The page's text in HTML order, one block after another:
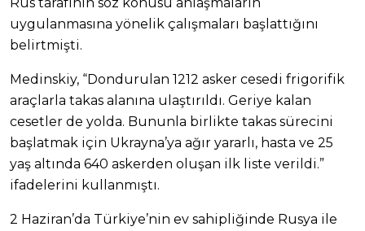
uygulanmasına yönelik çalışmaları başlattığını
belirtmişti.
Medinskiy, “Dondurulan 1212 asker cesedi frigorifik
araçlarla takas alanına ulaştırıldı. Geriye kalan
cesetler de yolda. Bununla birlikte takas sürecini
başlatmak için Ukrayna’ya ağır yararlı, hasta ve 25
yaş altında 640 askerden oluşan ilk liste verildi.”
ifadelerini kullanmıştı.
2 Haziran’da Türkiye’nin ev sahipliğinde Rusya ile